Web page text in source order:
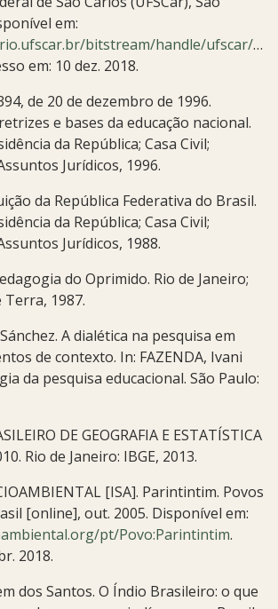
em:
bitstream/handle/ufscar/
em: 10 dez. 2018.
de 20 de dezembro de 1996.
e bases da educação nacional.
da República; Casa Civil;
Jurídicos, 1996.
da República Federativa do Brasil.
da República; Casa Civil;
Jurídicos, 1988.
do Oprimido. Rio de Janeiro;
Terra, 1987.
A dialética na pesquisa em
de contexto. In: FAZENDA, Ivani
da pesquisa educacional. São Paulo:
DE GEOGRAFIA E ESTATÍSTICA
Rio de Janeiro: IBGE, 2013.
[ISA]. Parintintim. Povos
[online], out. 2005. Disponível em:
pt/Povo:Parintintim.
2018.
dos Santos. O Índio Brasileiro: o que